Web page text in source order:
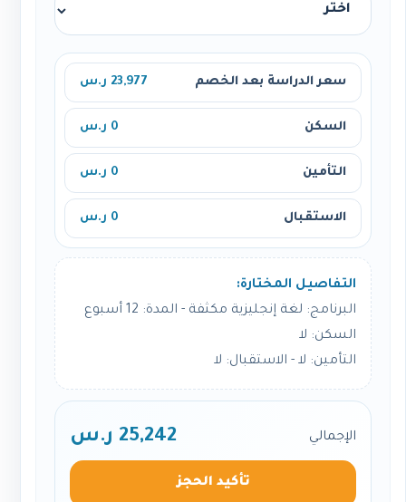
سعر الدراسة بعد الخصم 23,977 ر.س
السكن 0 ر.س
التأمين 0 ر.س
الاستقبال 0 ر.س
التفاصيل المختارة:
البرنامج: لغة إنجليزية مكثفة - المدة: 12 أسبوع
السكن: لا
التأمين: لا - الاستقبال: لا
الإجمالي 25,242 ر.س
تأكيد الحجز